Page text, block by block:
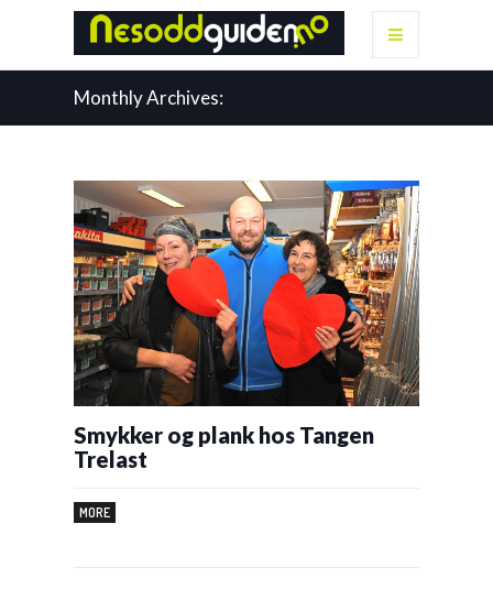
Monthly Archives:
Smykker og plank hos Tangen
Trelast
MORE